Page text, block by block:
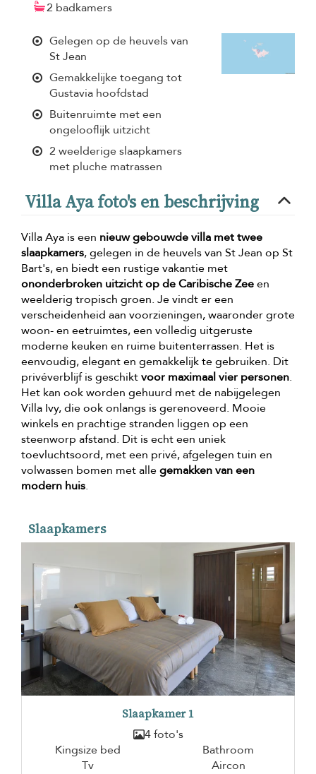
2 badkamers
Gelegen op de heuvels van
St Jean
Gemakkelijke toegang tot
Gustavia hoofdstad
Buitenruimte met een
ongelooflijk uitzicht
2 weelderige slaapkamers
met pluche matrassen
Villa Aya foto's en beschrijving
Villa Aya is een nieuw gebouwde villa met twee
slaapkamers, gelegen in de heuvels van St Jean op St
Bart's, en biedt een rustige vakantie met
ononderbroken uitzicht op de Caribische Zeeen
weelderig tropisch groen. Je vindt er een
verscheidenheid aan voorzieningen, waaronder grote
woon- en eetruimtes, een volledig uitgeruste
moderne keuken en ruime buitenterrassen. Het is
eenvoudig, elegant en gemakkelijk te gebruiken. Dit
privéverblijf is geschiktvoor maximaal vier personen.
Het kan ook worden gehuurd met de nabijgelegen
Villa Ivy, die ook onlangs is gerenoveerd. Mooie
winkels en prachtige stranden liggen op een
steenworp afstand. Dit is echt een uniek
toevluchtsoord, met een privé, afgelegen tuin en
volwassen bomen met allegemakken van een
modern huis.
Slaapkamers
Slaapkamer 1
4 foto's
Kingsize bed
Bathroom
Tv
Aircon